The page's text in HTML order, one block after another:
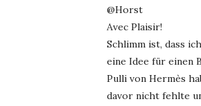
@Horst
Avec Plaisir!
Schlimm ist, dass
eine Idee für einen
Pulli von Hermès
davor nicht fehlte